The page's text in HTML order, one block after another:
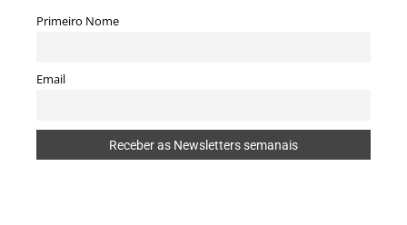
Primeiro Nome
Email